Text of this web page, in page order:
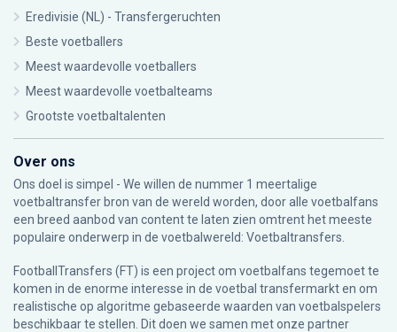
Eredivisie (NL) - Transfergeruchten
Beste voetballers
Meest waardevolle voetballers
Meest waardevolle voetbalteams
Grootste voetbaltalenten
Over ons
Ons doel is simpel - We willen de nummer 1 meertalige
voetbaltransfer bron van de wereld worden, door alle voetbalfans
een breed aanbod van content te laten zien omtrent het meeste
populaire onderwerp in de voetbalwereld: Voetbaltransfers.
FootballTransfers (FT) is een project om voetbalfans tegemoet te
komen in de enorme interesse in de voetbal transfermarkt en om
realistische op algoritme gebaseerde waarden van voetbalspelers
beschikbaar te stellen. Dit doen we samen met onze partner